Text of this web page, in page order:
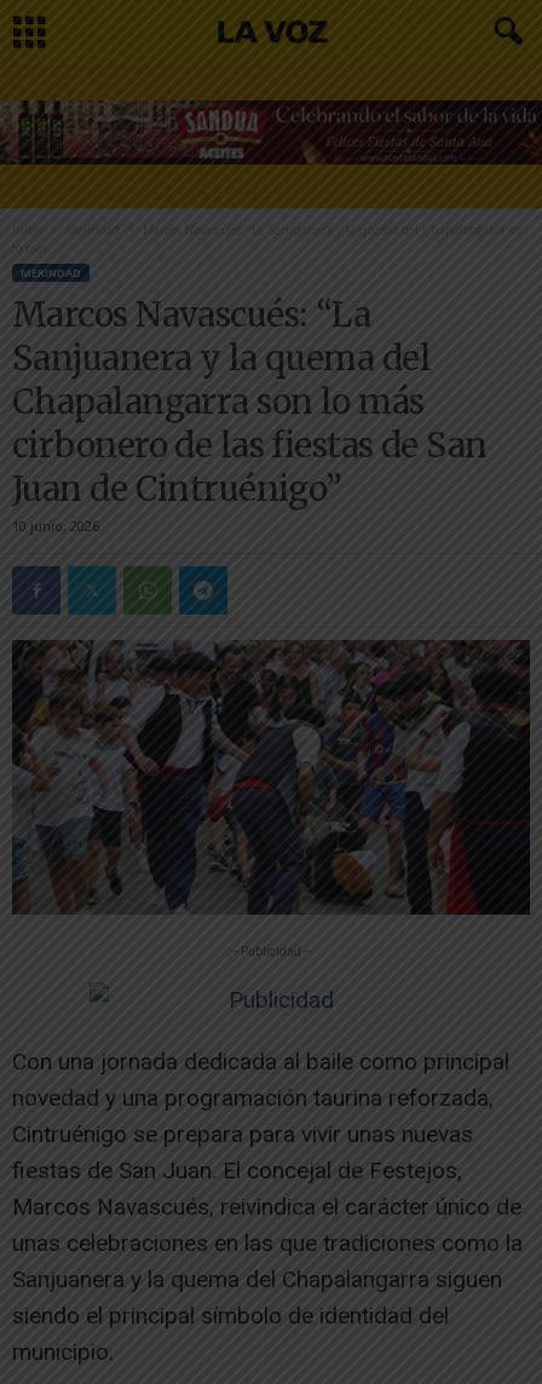
Inicio
Marcos Navascués: “La Sanjuanera y la quema del Chapalangarra son
MERINDAD
Marcos Navascués: “La
Sanjuanera y la quema del
Chapalangarra son lo más
cirbonero de las fiestas de San
Juan de Cintruénigo”
10 junio, 2026
-- Publicidad --
Con una jornada dedicada al baile como principal
novedad y una programación taurina reforzada,
Cintruénigo se prepara para vivir unas nuevas
fiestas de San Juan. El concejal de Festejos,
Marcos Navascués, reivindica el carácter único de
unas celebraciones en las que tradiciones como la
Sanjuanera y la quema del Chapalangarra siguen
siendo el principal símbolo de identidad del
municipio.